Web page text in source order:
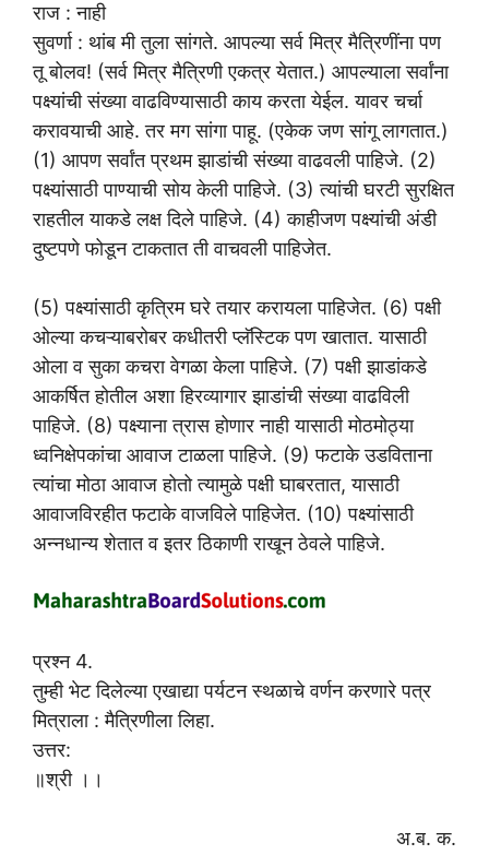
राज : नाही
सुवर्णा : थांब मी तुला सांगते. आपल्या सर्व मित्र मैत्रिणींना पण
तू बोलव! (सर्व मित्र मैत्रिणी एकत्र येतात.) आपल्याला सर्वांना
पक्ष्यांची संख्या वाढविण्यासाठी काय करता येईल. यावर चर्चा
करावयाची आहे. तर मग सांगा पाहू. (एकेक जण सांगू लागतात.)
(1) आपण सर्वांत प्रथम झाडांची संख्या वाढवली पाहिजे. (2)
पक्ष्यांसाठी पाण्याची सोय केली पाहिजे. (3) त्यांची घरटी सुरक्षित
राहतील याकडे लक्ष दिले पाहिजे. (4) काहीजण पक्ष्यांची अंडी
दुष्टपणे फोडून टाकतात ती वाचवली पाहिजेत.
(5) पक्ष्यांसाठी कृत्रिम घरे तयार करायला पाहिजेत. (6) पक्षी
ओल्या कचऱ्याबरोबर कधीतरी प्लॅस्टिक पण खातात. यासाठी
ओला व सुका कचरा वेगळा केला पाहिजे. (7) पक्षी झाडांकडे
आकर्षित होतील अशा हिरव्यागार झाडांची संख्या वाढविली
पाहिजे. (8) पक्ष्याना त्रास होणार नाही यासाठी मोठमोठ्या
ध्वनिक्षेपकांचा आवाज टाळला पाहिजे. (9) फटाके उडविताना
त्यांचा मोठा आवाज होतो त्यामुळे पक्षी घाबरतात, यासाठी
आवाजविरहीत फटाके वाजविले पाहिजेत. (10) पक्ष्यांसाठी
अन्नधान्य शेतात व इतर ठिकाणी राखून ठेवले पाहिजे.
प्रश्न 4.
तुम्ही भेट दिलेल्या एखाद्या पर्यटन स्थळाचे वर्णन करणारे पत्र
मित्राला : मैत्रिणीला लिहा.
उत्तर:
॥श्री ।।
अ.ब. क.